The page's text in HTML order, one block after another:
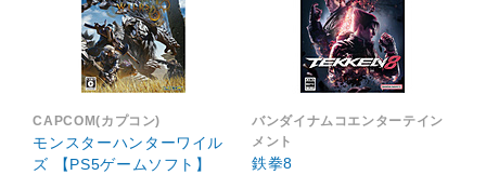
CAPCOM(カプコン)
モンスターハンターワイル
ズ 【PS5ゲームソフト】
バンダイナムコエンターテイン
メント
鉄拳8